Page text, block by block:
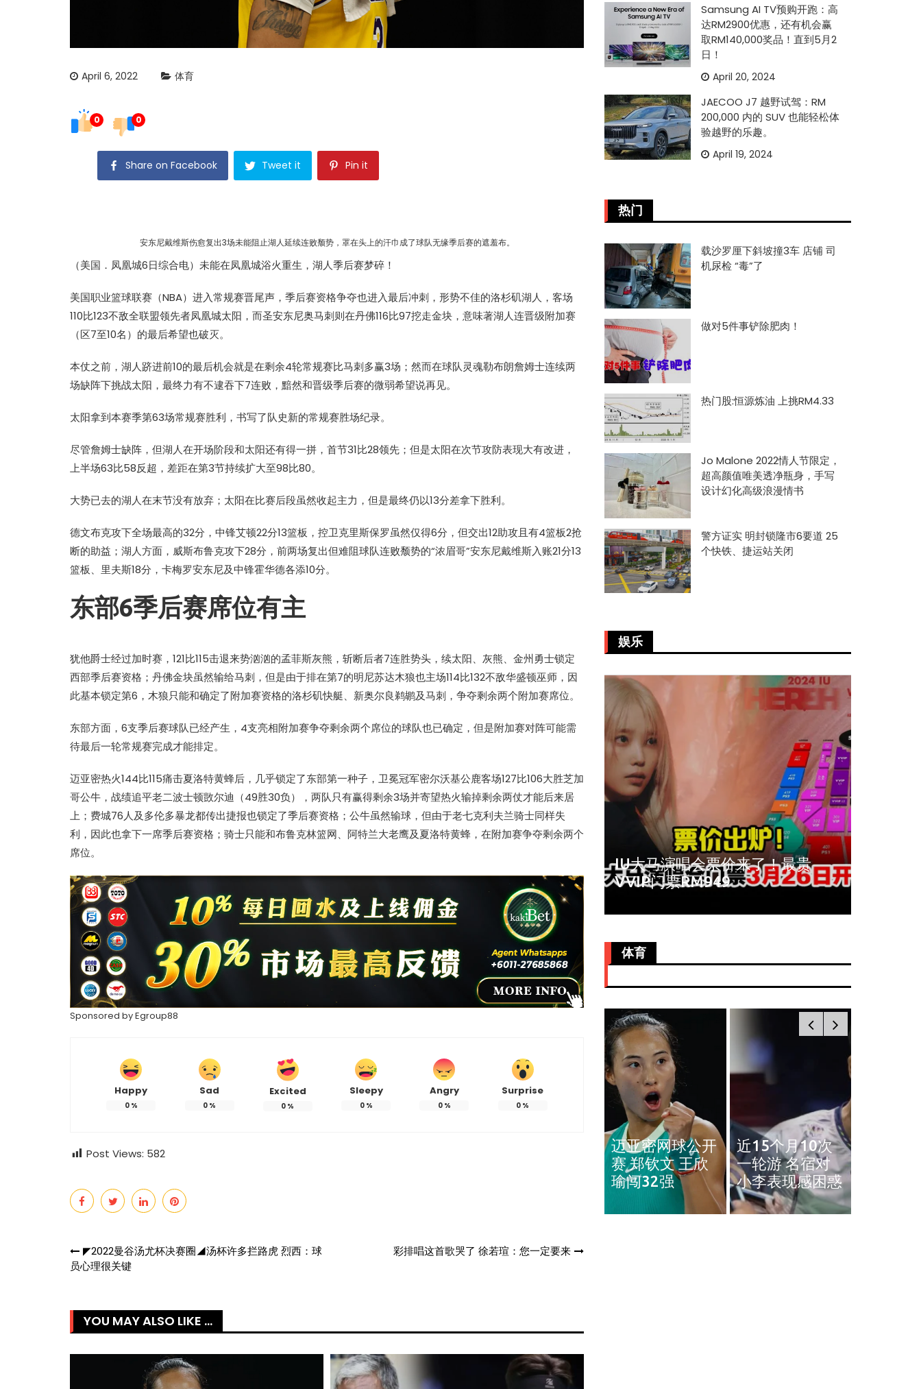
April 6, 2022 体育
0 0
Share on Facebook Tweet it Pin it
安东尼戴维斯伤愈复出3场未能阻止湖人延续连败颓势，罩在头上的汗巾成了球队无缘季后赛的遮羞布。
（美国．凤凰城6日综合电）未能在凤凰城浴火重生，湖人季后赛梦碎！
美国职业篮球联赛（NBA）进入常规赛晋尾声，季后赛资格争夺也进入最后冲刺，形势不佳的洛杉矶湖人，客场
110比123不敌全联盟领先者凤凰城太阳，而圣安东尼奥马刺则在丹佛116比97挖走金块，意味著湖人连晋级附加赛
（区7至10名）的最后希望也破灭。
本仗之前，湖人跻进前10的最后机会就是在剩余4轮常规赛比马刺多赢3场；然而在球队灵魂勒布朗詹姆士连续两
场缺阵下挑战太阳，最终力有不逮吞下7连败，黯然和晋级季后赛的微弱希望说再见。
太阳拿到本赛季第63场常规赛胜利，书写了队史新的常规赛胜场纪录。
尽管詹姆士缺阵，但湖人在开场阶段和太阳还有得一拼，首节31比28领先；但是太阳在次节攻防表现大有改进，
上半场63比58反超，差距在第3节持续扩大至98比80。
大势已去的湖人在末节没有放弃；太阳在比赛后段虽然收起主力，但是最终仍以13分差拿下胜利。
德文布克攻下全场最高的32分，中锋艾顿22分13篮板，控卫克里斯保罗虽然仅得6分，但交出12助攻且有4篮板2抢
断的助益；湖人方面，威斯布鲁克攻下28分，前两场复出但难阻球队连败颓势的“浓眉哥”安东尼戴维斯入账21分13
篮板、里夫斯18分，卡梅罗安东尼及中锋霍华德各添10分。
东部6季后赛席位有主
犹他爵士经过加时赛，121比115击退来势汹汹的孟菲斯灰熊，斩断后者7连胜势头，续太阳、灰熊、金州勇士锁定
西部季后赛资格；丹佛金块虽然输给马刺，但是由于排在第7的明尼苏达木狼也主场114比132不敌华盛顿巫师，因
此基本锁定第6，木狼只能和确定了附加赛资格的洛杉矶快艇、新奥尔良鹈鹕及马刺，争夺剩余两个附加赛席位。
东部方面，6支季后赛球队已经产生，4支亮相附加赛争夺剩余两个席位的球队也已确定，但是附加赛对阵可能需
待最后一轮常规赛完成才能排定。
迈亚密热火144比115痛击夏洛特黄蜂后，几乎锁定了东部第一种子，卫冕冠军密尔沃基公鹿客场127比106大胜芝加
哥公牛，战绩追平老二波士顿敳尔迪（49胜30负），两队只有赢得剩余3场并寄望热火输掉剩余两仗才能后来居
上；费城76人及多伦多暴龙都传出捷报也锁定了季后赛资格；公牛虽然输球，但由于老七克利夫兰骑士同样失
利，因此也拿下一席季后赛资格；骑士只能和布鲁克林篮网、阿特兰大老鹰及夏洛特黄蜂，在附加赛争夺剩余两个
席位。
Sponsored byEgroup88
Happy
0%
Sad
0 %
Excited
0 %
Sleepy
0%
Angry
0%
Surprise
0 %
Post Views: 582
Post
◤2022曼谷汤尤杯决赛圈◢汤杯许多拦路虎 烈西：球
员心理很关键
彩排唱这首歌哭了 徐若瑄：您一定要来
YOU MAY ALSO LIKE ...
Samsung AI TV预购开跑：高
达RM2900优惠，还有机会赢
取RM140,000奖品！直到5月2
日！
April 20, 2024
JAECOO J7 越野试驾：RM
200,000 内的 SUV 也能轻松体
验越野的乐趣。
April 19, 2024
热门
载沙罗厘下斜坡撞3车 店铺 司
机尿检 “毒”了
做对5件事铲除肥肉！
热门股:恒源炼油 上挑RM4.33
Jo Malone 2022情人节限定，
超高颜值唯美透净瓶身，手写
设计幻化高级浪漫情书
警方证实 明封锁隆市6要道 25
个快铁、捷运站关闭
娱乐
辣滚烫》3
肉骨茶“全世界最好吃”
VVIP门票RM949
周冬雨爆秀场耍大牌！拒与VIP合
影全程臭脸不配合
体育
近15个月10次
一轮游 名宿对
小李表现感困惑
奥斯汀网球赛｜
王雅繁袁悦会师
4强 中国锁定女
单4强门票